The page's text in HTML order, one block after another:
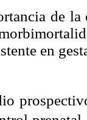
de la
en